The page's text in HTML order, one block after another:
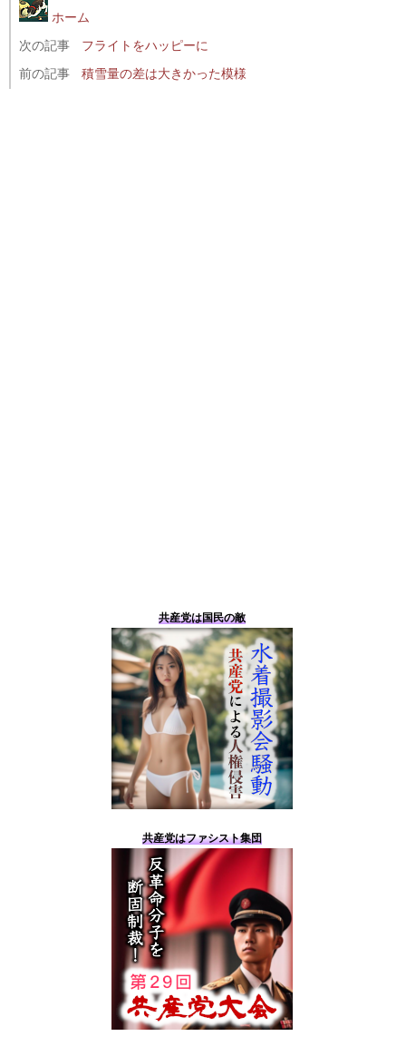
ホーム
次の記事
フライトをハッピーに
前の記事
積雪量の差は大きかった模様
共産党は国民の敵
共産党はファシスト集団